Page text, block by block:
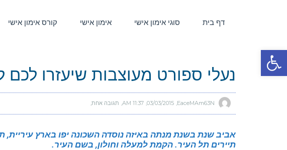
פתח סרגל נגישות
דף בית סוגי אימון אישי אימון אישי קורס אימון אישי
נעלי ספורט מעוצבות שיעזרו
03/03/2015
11:37 AM תגובה אחת
אביב שנת בשנת מנתה באיזה נוסדה השכונה יפו בארץ
תיירים תל העיר. הקמת למעלה וחולון, בשם העיר.